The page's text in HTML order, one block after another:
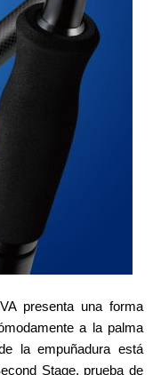
presenta una forma
a la palma
la empuñadura está
Stage, prueba de